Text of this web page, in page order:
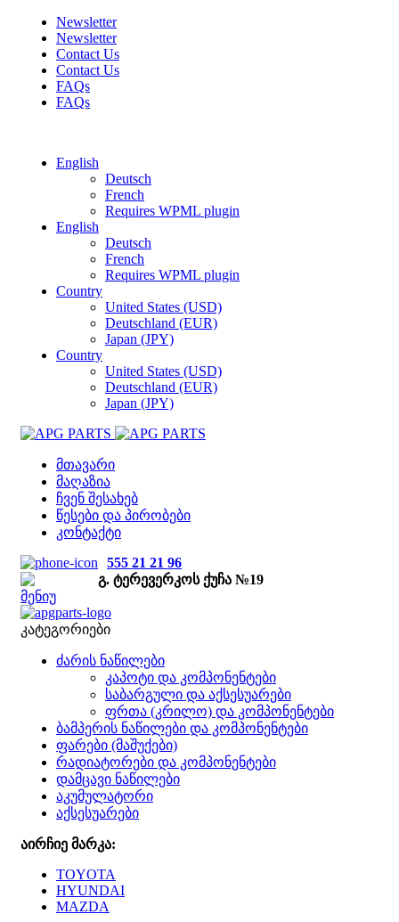
Newsletter
Newsletter
Contact Us
Contact Us
FAQs
FAQs
English
Deutsch
French
Requires WPML plugin
English
Deutsch
French
Requires WPML plugin
Country
United States (USD)
Deutschland (EUR)
Japan (JPY)
Country
United States (USD)
Deutschland (EUR)
Japan (JPY)
მთავარი
მაღაზია
ჩვენ შესახებ
წესები და პირობები
კონტაქტი
555 21 21 96
გ. ტერევერკოს ქუჩა №19
მენიუ
კატეგორიები
ძარის ნაწილები
კაპოტი და კომპონენტები
საბარგული და აქსესუარები
ფრთა (კრილო) და კომპონენტები
ბამპერის ნაწილები და კომპონენტები
ფარები (მაშუქები)
რადიატორები და კომპონენტები
დამცავი ნაწილები
აკუმულატორი
აქსესუარები
აირჩიე მარკა:
TOYOTA
HYUNDAI
MAZDA